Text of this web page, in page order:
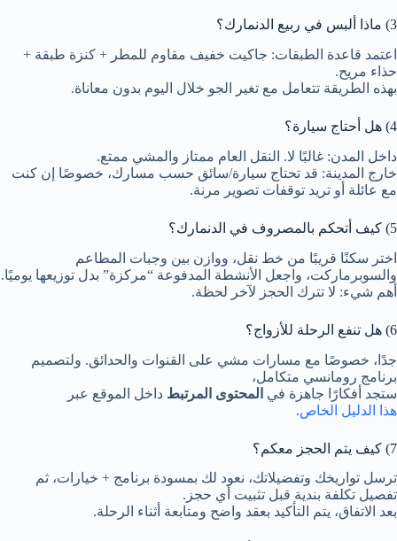
3) ماذا ألبس في ربيع الدنمارك؟
اعتمد قاعدة الطبقات: جاكيت خفيف مقاوم للمطر + كنزة طبقة +
حذاء مريح.
بهذه الطريقة تتعامل مع تغير الجو خلال اليوم بدون معاناة.
4) هل أحتاج سيارة؟
داخل المدن: غالبًا لا. النقل العام ممتاز والمشي ممتع.
خارج المدينة: قد تحتاج سيارة/سائق حسب مسارك، خصوصًا إن كنت
مع عائلة أو تريد توقفات تصوير مرنة.
5) كيف أتحكم بالمصروف في الدنمارك؟
اختر سكنًا قريبًا من خط نقل، ووازن بين وجبات المطاعم
والسوبرماركت، واجعل الأنشطة المدفوعة “مركزة” بدل توزيعها يوميًا.
أهم شيء: لا تترك الحجز لآخر لحظة.
6) هل تنفع الرحلة للأزواج؟
جدًا، خصوصًا مع مسارات مشي على القنوات والحدائق. ولتصميم
برنامج رومانسي متكامل،
ستجد أفكارًا جاهزة في المحتوى المرتبط داخل الموقع عبر
هذا الدليل الخاص.
7) كيف يتم الحجز معكم؟
ترسل تواريخك وتفضيلاتك، نعود لك بمسودة برنامج + خيارات، ثم
تفصيل تكلفة بندية قبل تثبيت أي حجز.
بعد الاتفاق، يتم التأكيد بعقد واضح ومتابعة أثناء الرحلة.